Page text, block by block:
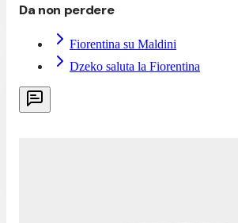
Da non perdere
Fiorentina su Maldini
Dzeko saluta la Fiorentina